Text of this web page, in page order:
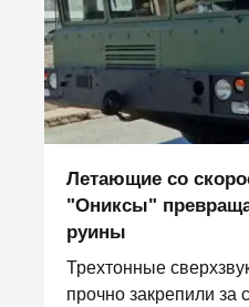
Летающие со
"Ониксы"
руины
Трехтонные
прочно закрепили за